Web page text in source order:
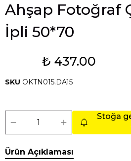
Ahşap Fotoğraf
İpli 50*70
₺ 437.00
SKU OKTN015.DA15
Stoğa
Ürün Açıklaması